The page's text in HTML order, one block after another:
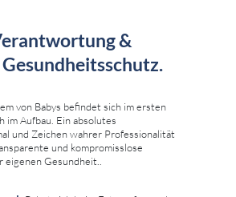
&
von Babys befindet sich im ersten
im Aufbau. Ein absolutes
und Zeichen wahrer Professionalität
und kompromisslose
eigenen Gesundheit..